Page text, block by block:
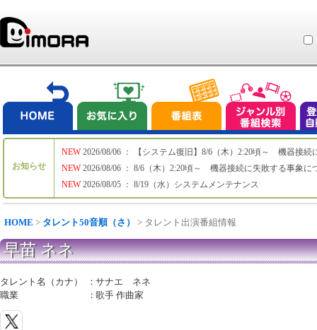
お知らせ
NEW
NEW
NEW
2026/08/06 ： 【システム復旧】8/6（木）2:20頃～ 機器接続
2026/08/06 ： 8/6（木）2:20頃～ 機器接続に失敗する事象に
2026/08/05 ： 8/19（水）システムメンテナンス
HOME > タレント50音順（さ） > タレント出演番組情報
早苗 ネネ
タレント名（カナ） ：サナエ ネネ
職業
：歌手 作曲家